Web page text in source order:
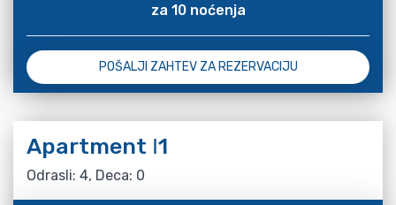
za 10 noćenja
POŠALJI ZAHTEV ZA REZERVACIJU
Apartment Ι1
Odrasli: 4, Deca: 0